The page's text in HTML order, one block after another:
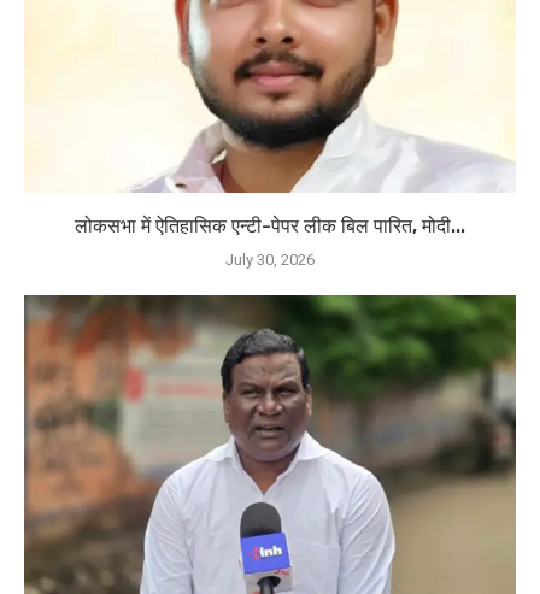
लोकसभा में ऐतिहासिक एन्टी-पेपर लीक बिल पारित, मोदी...
July 30, 2026